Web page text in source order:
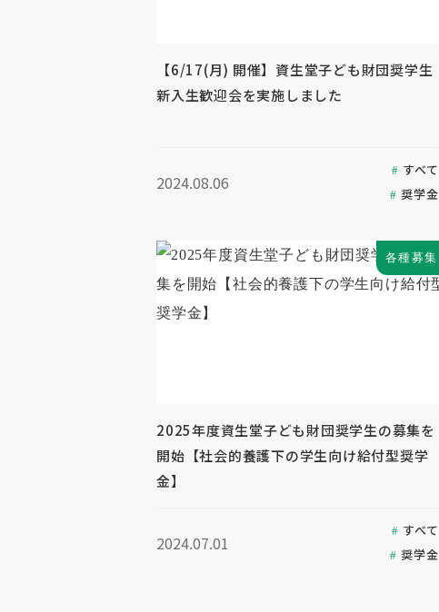
【6/17(月) 開催】資生堂子ども財団奨学生
新入生歓迎会を実施しました
2024.08.06
すべて
奨学金
各種募集
2025年度資生堂子ども財団奨学生の募集を
開始【社会的養護下の学生向け給付型奨学
金】
2024.07.01
すべて
奨学金